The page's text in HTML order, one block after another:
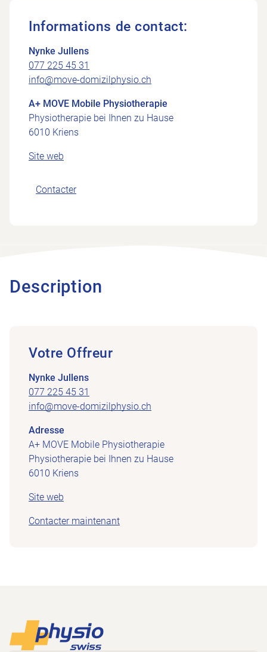
Informations de contact:
Nynke Jullens
077 225 45 31
info@move-domizilphysio.ch
A+ MOVE Mobile Physiotherapie
Physiotherapie bei Ihnen zu Hause
6010 Kriens
Site web
Contacter
Description
Votre Offreur
Nynke Jullens
077 225 45 31
info@move-domizilphysio.ch
Adresse
A+ MOVE Mobile Physiotherapie
Physiotherapie bei Ihnen zu Hause
6010 Kriens
Site web
Contacter maintenant
Footer